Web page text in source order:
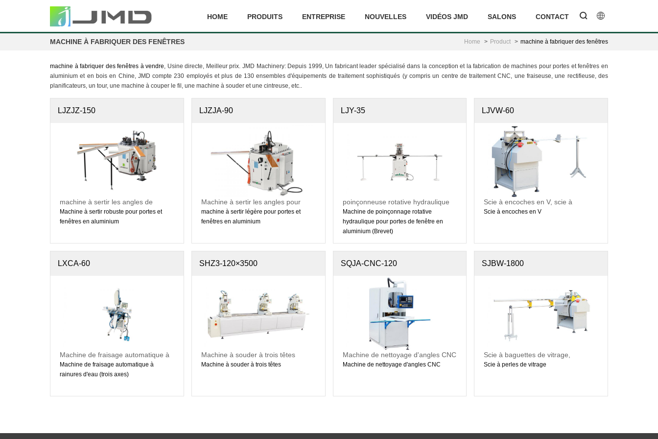
HOME PRODUITS ENTREPRISE NOUVELLES VIDÉOS JMD SALONS CONTACT
MACHINE À FABRIQUER DES FENÊTRES Home Product machine à fabriquer des fenêtres
machine à fabriquer des fenêtres à vendre, Usine directe, Meilleur prix. JMD Machinery: Depuis 1999, Un fabricant leader spécialisé dans la conception et la fabrication de machines pour portes et fenêtres en
aluminium et en bois en Chine, JMD compte 230 employés et plus de 130 ensembles d'équipements de traitement sophistiqués (y compris un centre de traitement CNC, une fraiseuse, une rectifieuse, des
planificateurs, un tour, une machine à couper le fil, une machine à souder et une cintreuse, etc..
LJZJZ-150
machine à sertir les angles de
profilés en aluminium
Machine à sertir robuste pour portes et
fenêtres en aluminium
LJZJA-90
Machine à sertir les angles pour
profilés en aluminium
machine à sertir légère pour portes et
fenêtres en aluminium
LJY-35
poinçonneuse rotative hydraulique
Machine de poinçonnage rotative
hydraulique pour portes de fenêtre en
aluminium (Brevet)
LJVW-60
Scie à encoches en V, scie à
encoches en V
Scie à encoches en V
LXCA-60
Machine de fraisage automatique à
rainures d'eau (trois axes)
Machine de fraisage automatique à
rainures d'eau (trois axes)
SHZ3-120×3500
Machine à souder à trois têtes
Machine à souder à trois têtes
SQJA-CNC-120
Machine de nettoyage d'angles CNC
Machine de nettoyage d'angles CNC
SJBW-1800
Scie à baguettes de vitrage,
machine à scier les baguettes de
Scie à perles de vitrage